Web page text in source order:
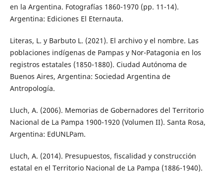
en la Argentina. Fotografías 1860-1970 (pp. 11-14).
Argentina: Ediciones El Eternauta.
Literas, L. y Barbuto L. (2021). El archivo y el nombre. Las
poblaciones indígenas de Pampas y Nor-Patagonia en los
registros estatales (1850-1880). Ciudad Autónoma de
Buenos Aires, Argentina: Sociedad Argentina de
Antropología.
Lluch, A. (2006). Memorias de Gobernadores del Territorio
Nacional de La Pampa 1900-1920 (Volumen II). Santa Rosa,
Argentina: EdUNLPam.
Lluch, A. (2014). Presupuestos, fiscalidad y construcción
estatal en el Territorio Nacional de La Pampa (1886-1940).